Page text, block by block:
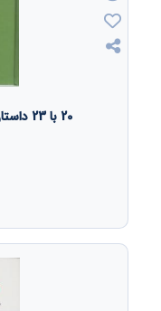
20 با 23 داستان از داستان نویسان نسل سوم